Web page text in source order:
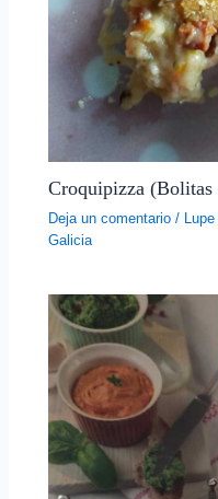
Croquipizza (Bolitas
Deja un comentario /
Galicia